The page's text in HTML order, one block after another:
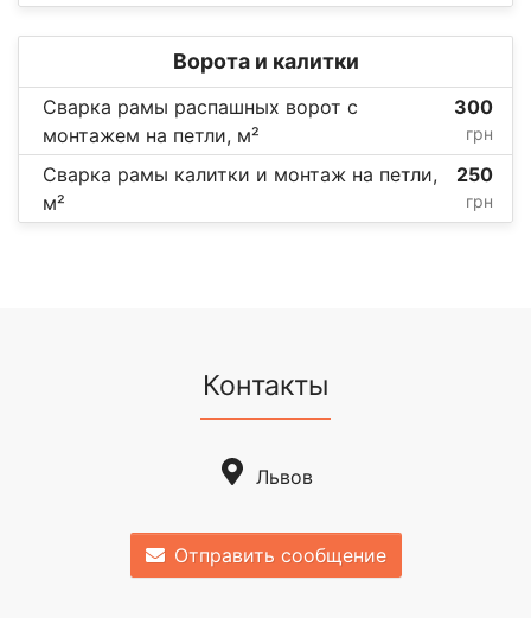
Ворота и калитки
Сварка рамы распашных ворот с
монтажем на петли, м²
300
грн
Сварка рамы калитки и монтаж на петли,
м²
250
грн
Контакты
Львов
Отправить сообщение